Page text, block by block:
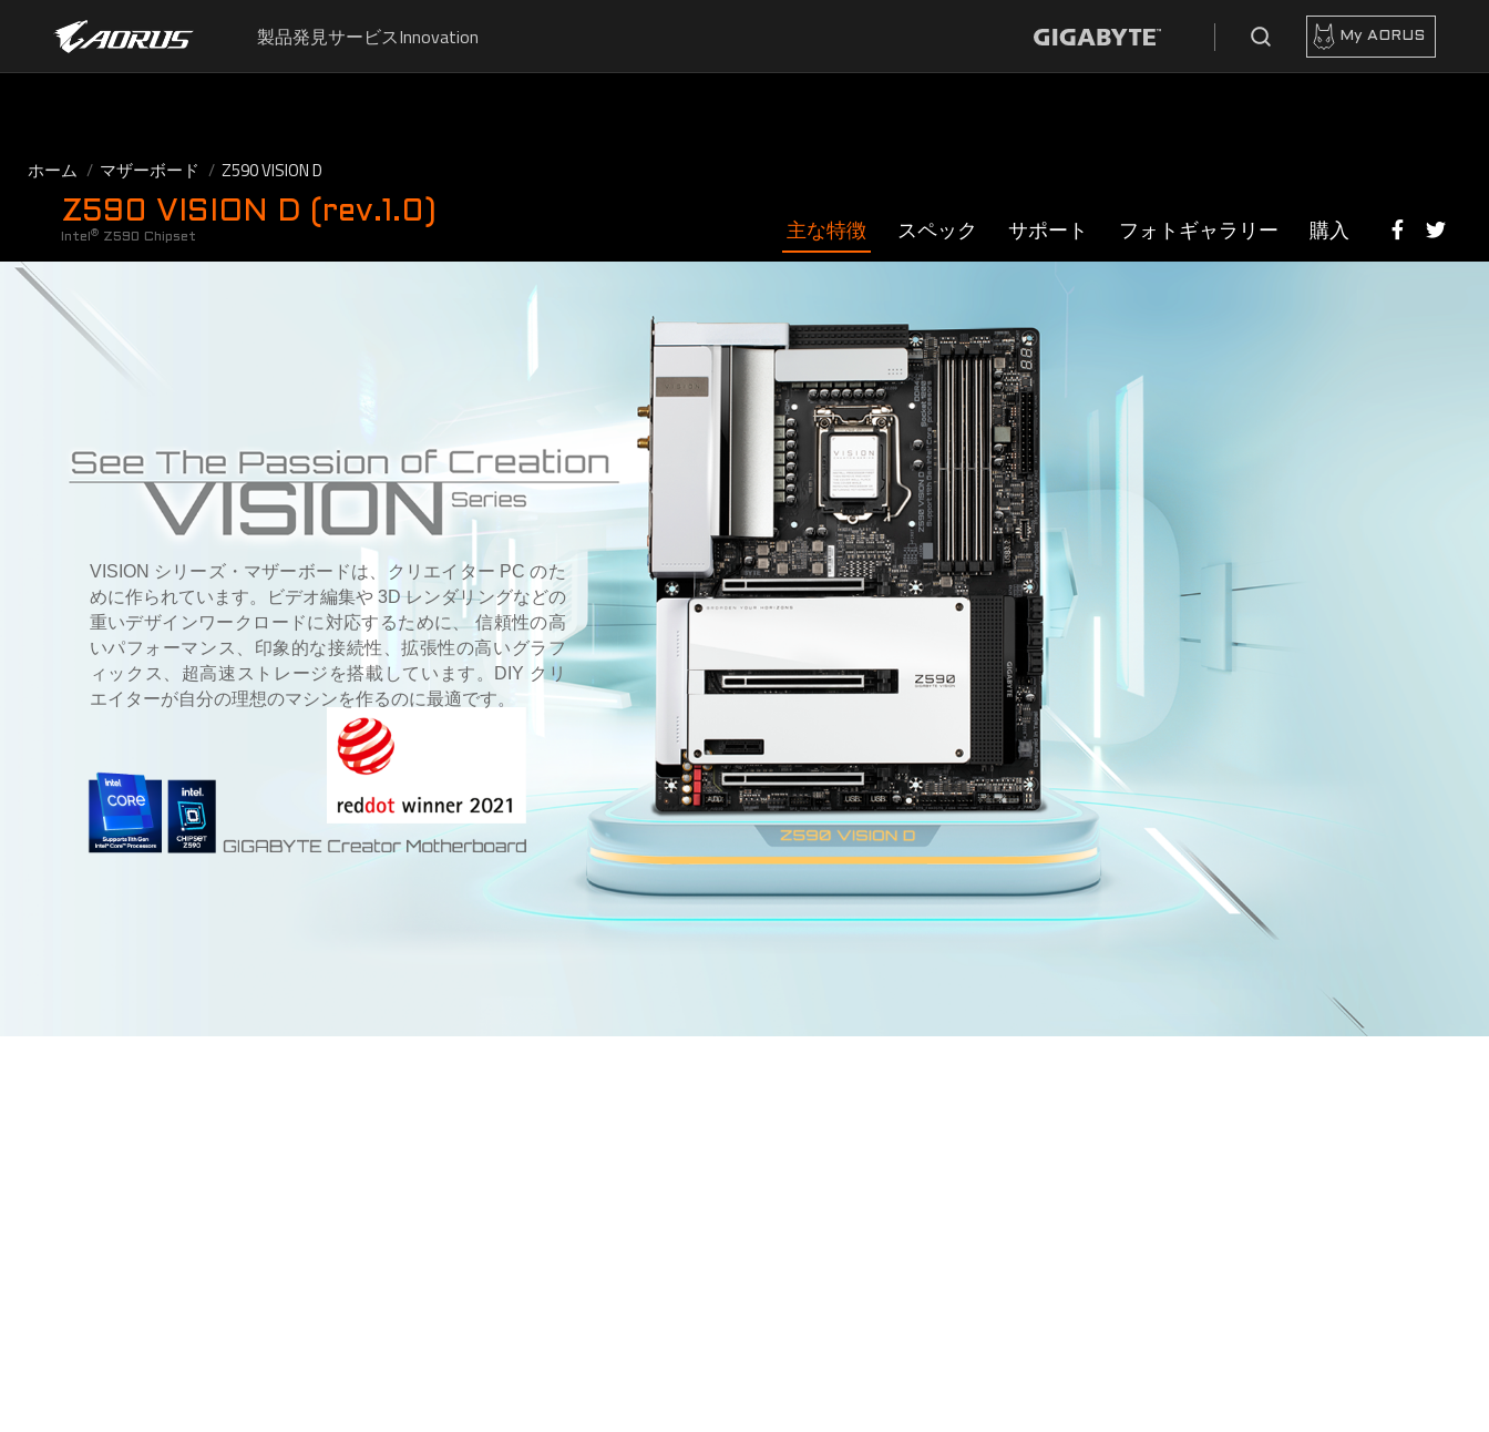
製品発見サービスInnovation My AORUS
ホーム マザーボード Z590 VISION D
Z590 VISION D (rev.1.0)
Intel ® Z590 Chipset 主な特徴 スペック サポート フォトギャラリー 購入
VISION シリーズ・マザーボードは、クリエイター PC のた
めに作られています。ビデオ編集や 3D レンダリングなどの
重いデザインワークロードに対応するために、 信頼性の高
いパフォーマンス、印象的な接続性、拡張性の高いグラフ
ィックス、超高速ストレージを搭載しています。DIY クリ
エイターが自分の理想のマシンを作るのに最適です。